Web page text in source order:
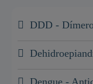
DDD -
Dengue -